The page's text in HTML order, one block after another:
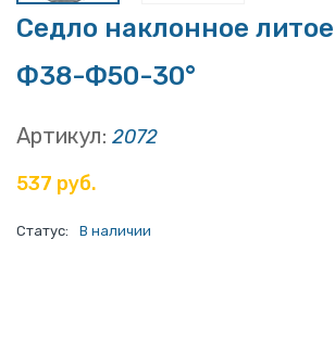
Седло наклонное
Ф38-Ф50-30°
Артикул: 2072
537 руб.
Статус: В наличии